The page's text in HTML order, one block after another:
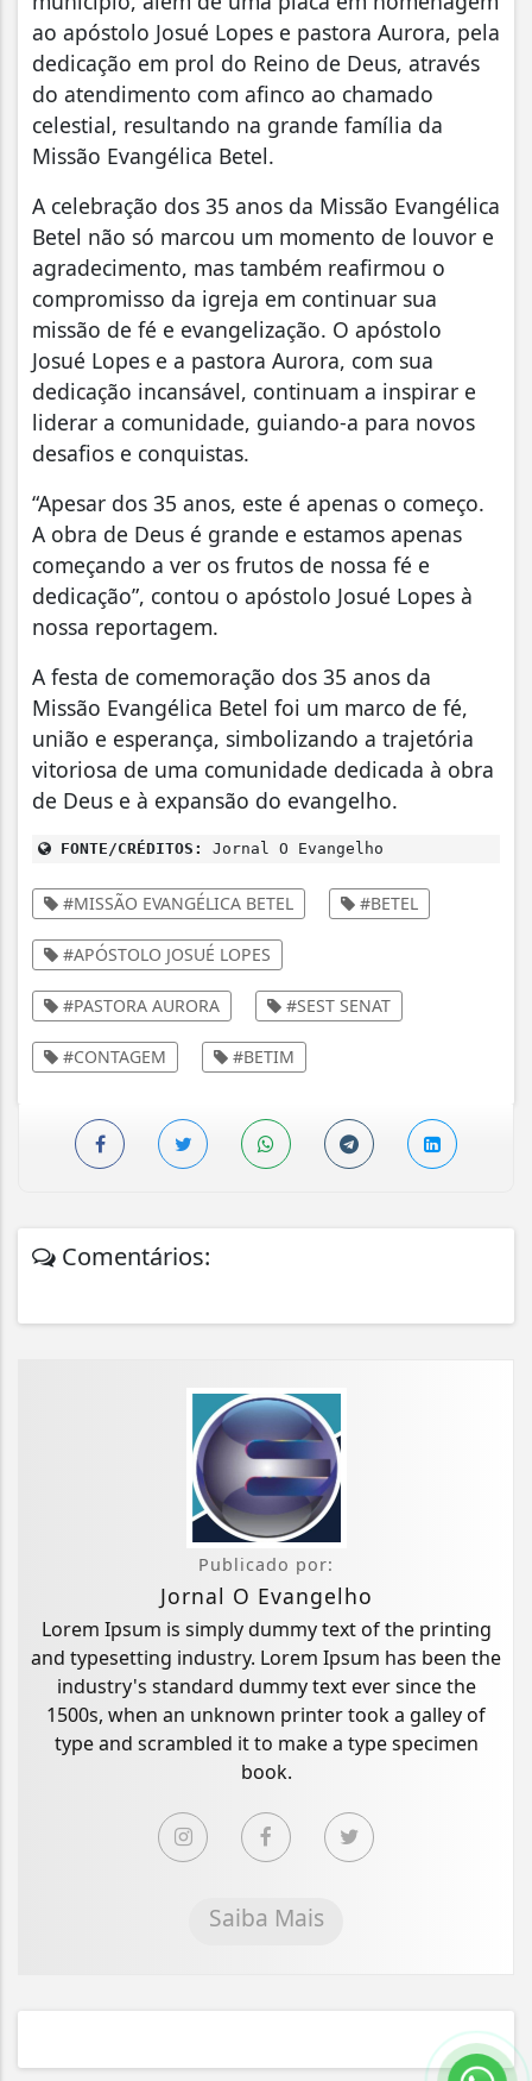
ao apóstolo Josué Lopes e pastora Aurora, pela
dedicação em prol do Reino de Deus, através
do atendimento com afinco ao chamado
celestial, resultando na grande família da
Missão Evangélica Betel.
A celebração dos 35 anos da Missão Evangélica
Betel não só marcou um momento de louvor e
agradecimento, mas também reafirmou o
compromisso da igreja em continuar sua
missão de fé e evangelização. O apóstolo
Josué Lopes e a pastora Aurora, com sua
dedicação incansável, continuam a inspirar e
liderar a comunidade, guiando-a para novos
desafios e conquistas.
“Apesar dos 35 anos, este é apenas o começo.
A obra de Deus é grande e estamos apenas
começando a ver os frutos de nossa fé e
dedicação”, contou o apóstolo Josué Lopes à
nossa reportagem.
A festa de comemoração dos 35 anos da
Missão Evangélica Betel foi um marco de fé,
união e esperança, simbolizando a trajetória
vitoriosa de uma comunidade dedicada à obra
de Deus e à expansão do evangelho.
FONTE/CRÉDITOS: Jornal O Evangelho
#MISSÃO EVANGÉLICA BETEL #BETEL
#APÓSTOLO JOSUÉ LOPES
#PASTORA AURORA #SEST SENAT
#CONTAGEM #BETIM
Comentários:
Publicado por:
Jornal O Evangelho
Lorem Ipsum is simply dummy text of the printing
and typesetting industry. Lorem Ipsum has been the
industry's standard dummy text ever since the
1500s, when an unknown printer took a galley of
type and scrambled it to make a type specimen
book.
Saiba Mais